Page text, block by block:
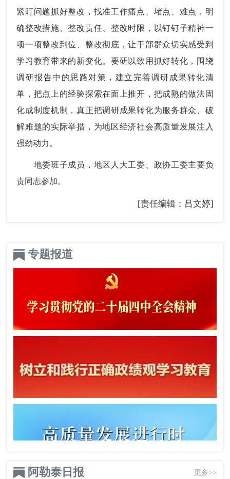
紧盯问题抓好整改，找准工作痛点、堵点、难点，明
确整改措施、整改责任、整改时限，以钉钉子精神一
项一项整改到位、整改彻底，让干部群众切实感受到
学习教育带来的新变化。要研以致用抓好转化，围绕
调研报告中的思路对策，建立完善调研成果转化清
单，把点上的经验探索在面上推开，把成熟的做法固
化成制度机制，真正把调研成果转化为服务群众、破
解难题的实际举措，为地区经济社会高质量发展注入
强劲动力。
地委班子成员，地区人大工委、政协工委主要负
责同志参加。
[责任编辑：吕文婷]
专题报道
阿勒泰日报 更多>>